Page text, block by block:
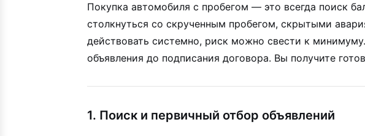
Покупка автомобиля с пробегом — это всегда поиск
столкнуться со скрученным пробегом, скрытыми
действовать системно, риск можно свести к
объявления до подписания договора. Вы получите
1. Поиск и первичный отбор объявлений